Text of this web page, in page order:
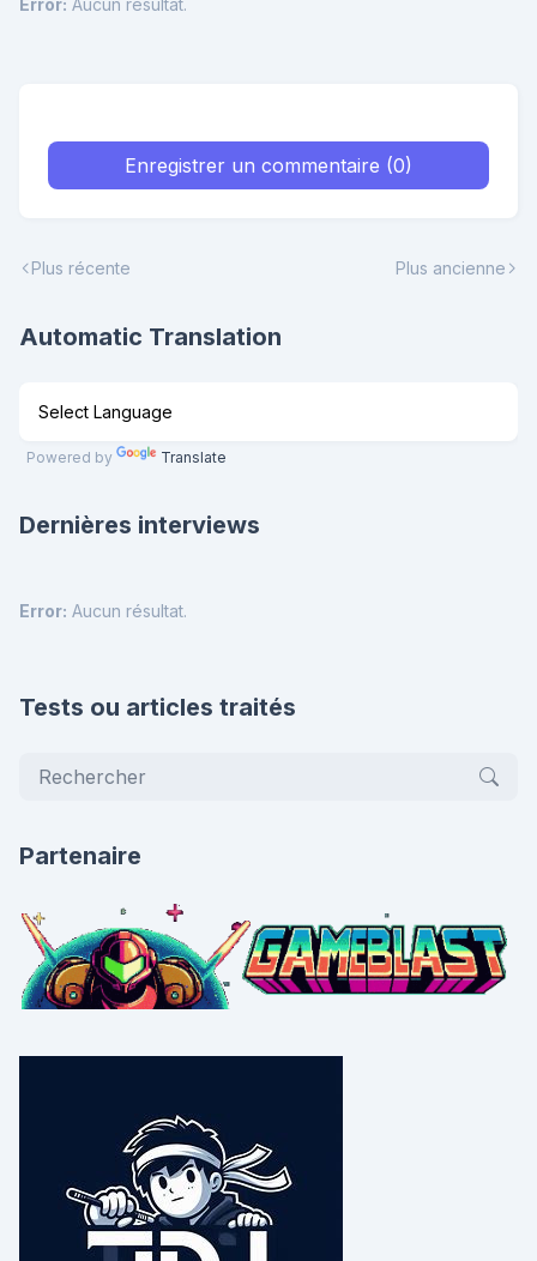
Enregistrer un commentaire (0)
Plus récente Plus ancienne
Automatic Translation
Powered by Translate
Dernières interviews
Error: Aucun résultat.
Tests ou articles traités
Partenaire